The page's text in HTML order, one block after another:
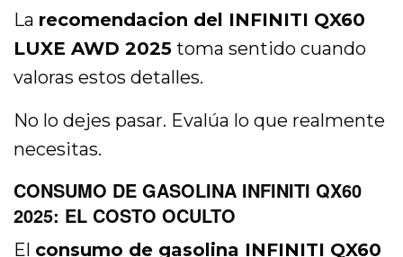
La recomendacion del INFINITI QX60
LUXE AWD 2025 toma sentido cuando
valoras estos detalles.
No lo dejes pasar. Evalúa lo que realmente
necesitas.
CONSUMO DE GASOLINA INFINITI QX60
2025: EL COSTO OCULTO
El consumo de gasolina INFINITI QX60